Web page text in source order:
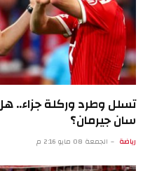
تسلل وطرد وركلة جزاء..
سان جيرمان؟
رياضة الجمعة 08 مايو 2:16 م